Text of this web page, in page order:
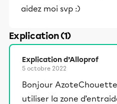
aidez moi svp :)
Explication (1)
Explication d’Alloprof
5 octobre 2022
Bonjour
utiliser la zone